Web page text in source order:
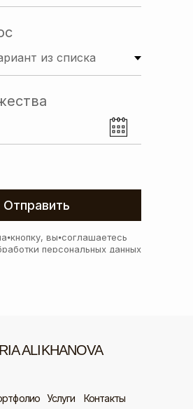
Отправить
вы⦁соглашаетесь
персональных данных
ALIKHANOVA
Контакты
Услуги